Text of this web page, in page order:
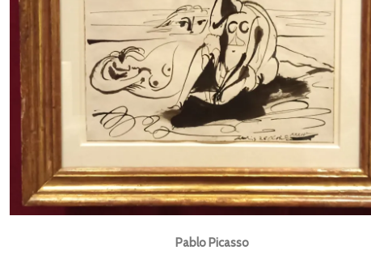
Pablo Picasso